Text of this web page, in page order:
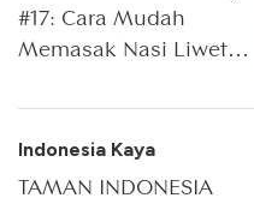
#17: Cara Mudah
Memasak Nasi Liwet
Indonesia Kaya
TAMAN INDONESIA